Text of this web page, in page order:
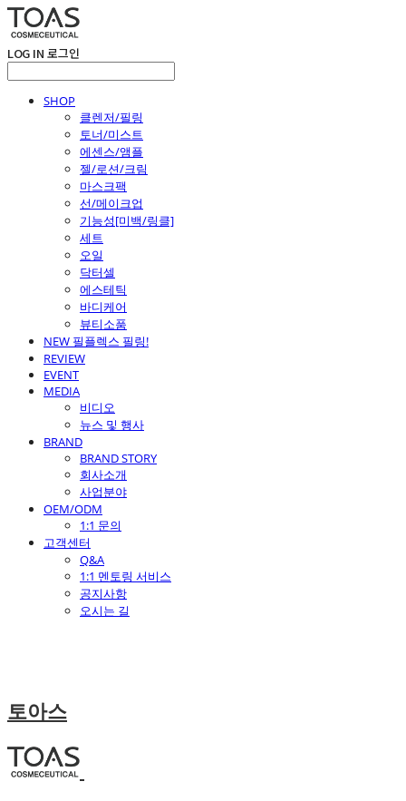
LOG IN 로그인
SHOP
클렌저/필링
토너/미스트
에센스/앰플
젤/로션/크림
마스크팩
선/메이크업
기능성[미백/링클]
세트
오일
닥터셀
에스테틱
바디케어
뷰티소품
NEW 필플렉스 필링!
REVIEW
EVENT
MEDIA
비디오
뉴스 및 행사
BRAND
BRAND STORY
회사소개
사업분야
OEM/ODM
1:1 문의
고객센터
Q&A
1:1 멘토링 서비스
공지사항
오시는 길
토아스